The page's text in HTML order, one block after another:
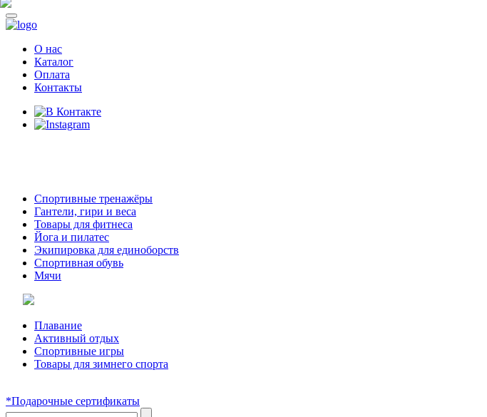
О нас
Каталог
Оплата
Контакты
Спортивные тренажёры
Гантели, гири и веса
Товары для фитнеса
Йога и пилатес
Экипировка для единоборств
Спортивная обувь
Мячи
Плавание
Активный отдых
Спортивные игры
Товары для зимнего спорта
*Подарочные сертификаты